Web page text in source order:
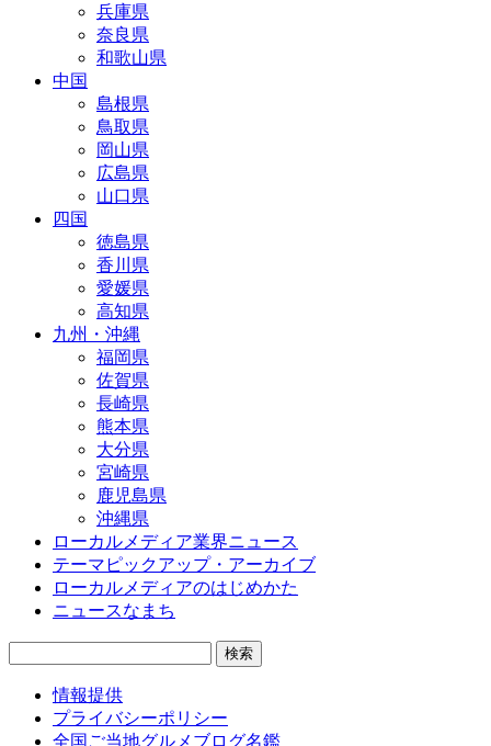
兵庫県
奈良県
和歌山県
中国
島根県
鳥取県
岡山県
広島県
山口県
四国
徳島県
香川県
愛媛県
高知県
九州・沖縄
福岡県
佐賀県
長崎県
熊本県
大分県
宮崎県
鹿児島県
沖縄県
ローカルメディア業界ニュース
テーマピックアップ・アーカイブ
ローカルメディアのはじめかた
ニュースなまち
情報提供
プライバシーポリシー
全国ご当地グルメブログ名鑑